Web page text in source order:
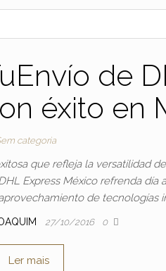
de
éxito en
categoria
que refleja la versatilidad
Express México refrenda día
de tecnologías
27/10/2016 0
Ler mais